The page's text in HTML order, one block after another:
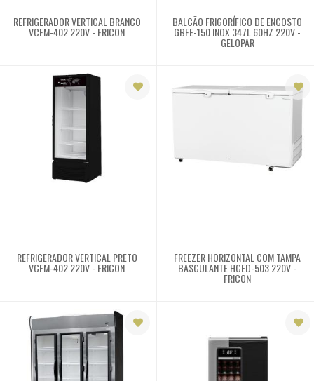
Vitrine refrigerada
Refresqueira
Ar e ventilação
Bebedouros e
purificadores
Liquidificadores e
Buffets e estufas
Utilidades
REFRIGERADOR VERTICAL BRANCO
VCFM-402 220V - FRICON
BALCÃO FRIGORÍFICO DE ENCOSTO
GBFE-150 INOX 347L 60HZ 220V -
GELOPAR
REFRIGERADOR VERTICAL PRETO
VCFM-402 220V - FRICON
FREEZER HORIZONTAL COM TAMPA
BASCULANTE HCED-503 220V -
FRICON